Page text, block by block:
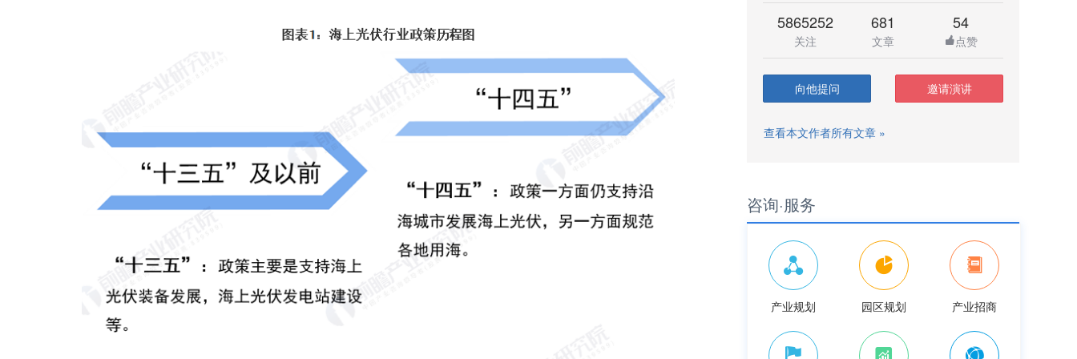
5865252
关注
681
文章
54
点赞
向他提问 邀请演讲
查看本文作者所有文章 »
咨询·服务
产业规划 园区规划 产业招商